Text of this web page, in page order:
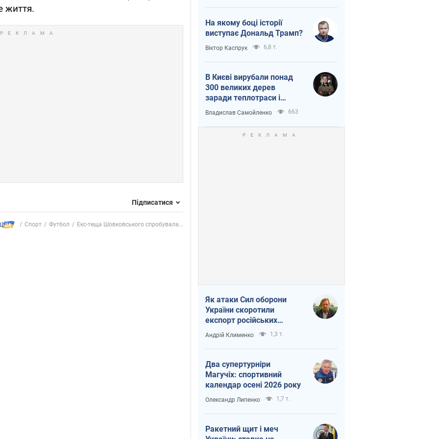
життя.
Підписатися
Спорт Футбол Екс-теща Шовковського спробувала...
На якому боці історії
виступає Дональд Трамп?
Віктор Каспрук 6,8 т.
В Києві вирубали понад
300 великих дерев
заради теплотраси і
всупереч Генплану
Владислав Самойленко 663
Як атаки Сил оборони
України скоротили
експорт російських
нафтопродуктів
Андрій Клименко 1,3 т.
Два супертурніри
Магучіх: спортивний
календар осені 2026 року
Олександр Липенко 1,7 т.
Ракетний щит і меч